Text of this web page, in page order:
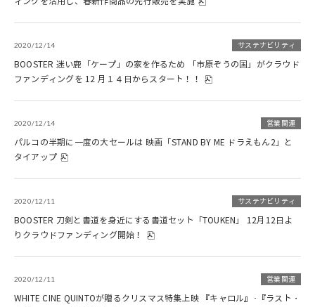
2020/12/14 サステナビリティ
BOOSTER 迷い鹿「ケープ」の家を作るため 「市原ぞうの国」がクラウド
ファンディングを 12 月１４日からスタート！！
2020/12/14 営業関連
パルコの半期に一度の大セールは 映画「STAND BY ME ドラえもん2」と
タイアップ
2020/12/11 サステナビリティ
BOOSTER 刀剣と書道を身近にする書道セット「TOUKEN」 12月12日よ
りクラウドファンディング開始！
2020/12/11 営業関連
WHITE CINE QUINTOが贈るクリスマス特集上映 『キャロル』･『ラスト・